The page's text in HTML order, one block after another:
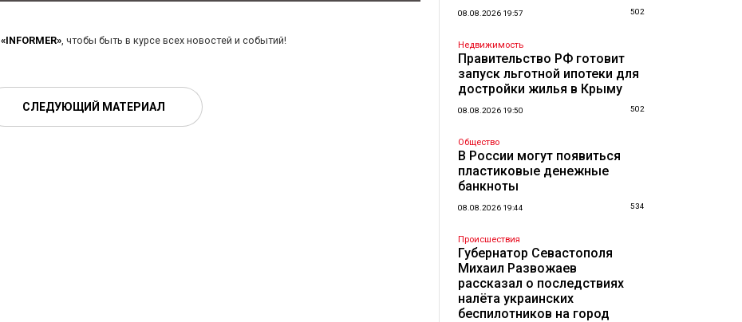
«INFORMER», чтобы быть в курсе всех новостей и событий!
СЛЕДУЮЩИЙ МАТЕРИАЛ
08.08.2026 19:57 502
Недвижимость
Правительство РФ готовит
запуск льготной ипотеки для
достройки жилья в Крыму
08.08.2026 19:50 502
Общество
В России могут появиться
пластиковые денежные
банкноты
08.08.2026 19:44 534
Происшествия
Губернатор Севастополя
Михаил Развожаев
рассказал о последствиях
налёта украинских
беспилотников на город